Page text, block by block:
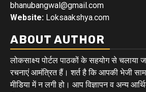
bhanubangwal@gmail.com
Website: Loksaakshya.com
ABOUT AUTHOR
लोकसाक्ष्य पोर्टल पाठकों के सहयोग से चलाया
रचनाएं आमंत्रित हैं। शर्त है कि आपकी भेजी
मीडिया में न लगी हो। आप विज्ञापन व अन्य